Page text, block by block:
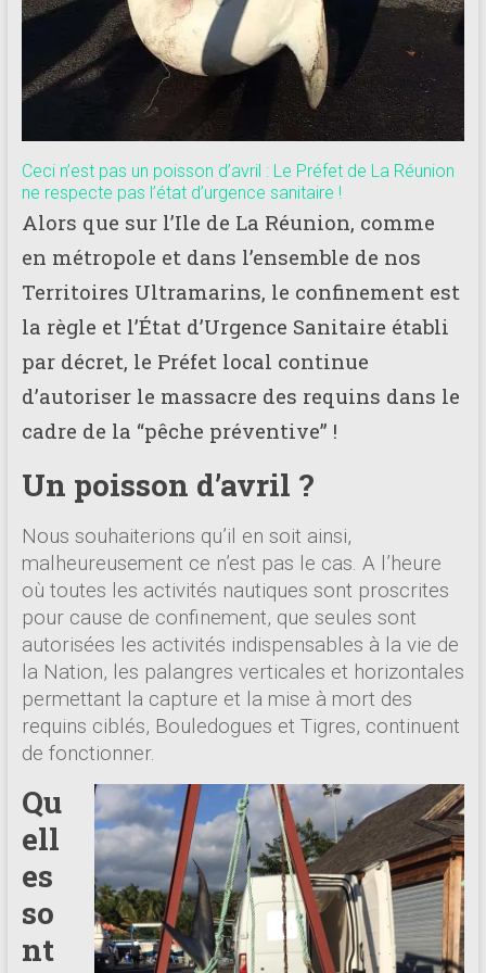
Ceci n’est pas un poisson d’avril : Le Préfet de La Réunion
ne respecte pas l’état d’urgence sanitaire !
Alors que sur l’Ile de La Réunion, comme
en métropole et dans l’ensemble de nos
Territoires Ultramarins, le confinement est
la règle et l’État d’Urgence Sanitaire établi
par décret, le Préfet local continue
d’autoriser le massacre des requins dans le
cadre de la “pêche préventive” !
Un poisson d’avril ?
Nous souhaiterions qu’il en soit ainsi,
malheureusement ce n’est pas le cas. A l’heure
où toutes les activités nautiques sont proscrites
pour cause de confinement, que seules sont
autorisées les activités indispensables à la vie de
la Nation, les palangres verticales et horizontales
permettant la capture et la mise à mort des
requins ciblés, Bouledogues et Tigres, continuent
de fonctionner.
Qu
ell
es
so
nt